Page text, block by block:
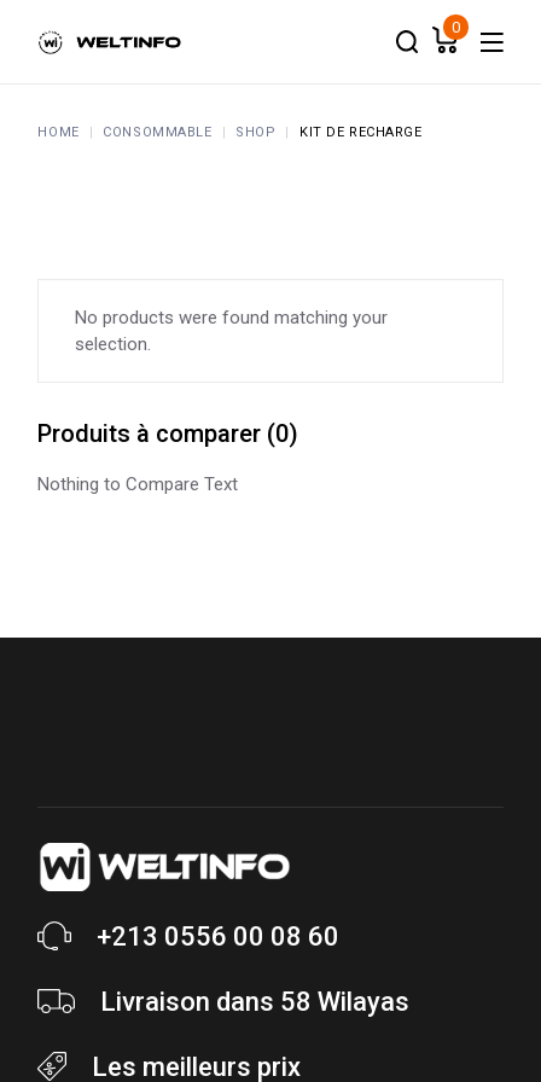
content
0
HOME CONSOMMABLE SHOP KIT DE RECHARGE
No products were found matching your
selection.
Produits à comparer (0)
Nothing to Compare Text
+213 0556 00 08 60
Livraison dans 58 Wilayas
Les meilleurs prix